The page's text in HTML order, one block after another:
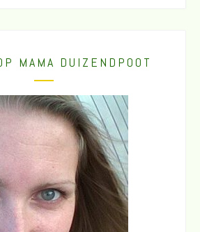
MAMA DUIZENDPOOT